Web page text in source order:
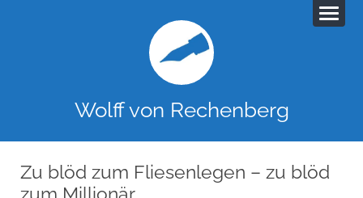
Wolff von Rechenberg
Zu blöd zum Fliesenlegen – zu blöd